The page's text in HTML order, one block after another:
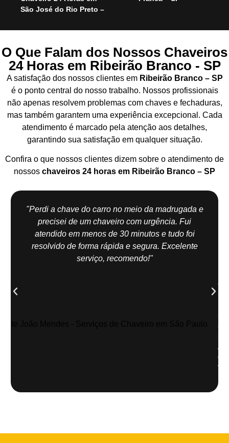
São José do Rio Preto –
O Que Falam dos Nossos Chaveiros
24 Horas em Ribeirão Branco - SP
A satisfação dos nossos clientes em Ribeirão Branco – SP
é o ponto central do nosso trabalho. Nossos profissionais
não apenas resolvem problemas com chaves e fechaduras,
mas também garantem uma experiência excepcional. Cada
atendimento é marcado pela atenção aos detalhes,
garantindo sua satisfação em qualquer situação.
Confira o que nossos clientes dizem sobre o atendimento de
nossos chaveiros 24 horas em Ribeirão Branco – SP
"Perdi a chave do carro no meio da madrugada e
precisei de um chaveiro com urgência. Fui
atendido em menos de 30 minutos e tudo foi
resolvido de forma rápida e segura. Excelente
serviço, recomendo!"
de